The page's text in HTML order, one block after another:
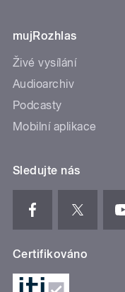
mujRozhlas
Živé vysílání
Audioarchiv
Podcasty
Mobilní aplikace
Sledujte nás
Certifikováno